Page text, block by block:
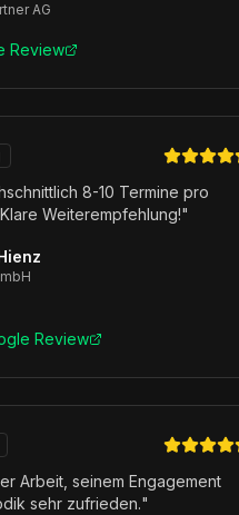
AG
Review
8-10 Termine pro
Weiterempfehlung!"
Review
Arbeit, seinem Engagement
sehr zufrieden."